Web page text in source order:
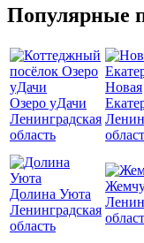
Популярные
Озеро уДачи
Ленинградская
область
Новая
Долина Уюта
Ленинградская
область